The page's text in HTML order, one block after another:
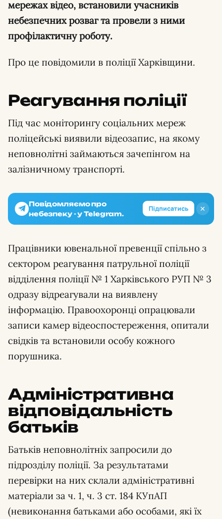
мережах відео, встановили учасників
небезпечних розваг та провели з ними
профілактичну роботу.
Про це повідомили в поліції Харківщини.
Реагування поліції
Під час моніторингу соціальних мереж
поліцейські виявили відеозапис, на якому
неповнолітні займаються зачепінгом на
залізничному транспорті.
✕
Повідомляємо про
небезпеку - у Telegram.
Підписатись
Працівники ювенальної превенції спільно з
сектором реагування патрульної поліції
відділення поліції № 1 Харківського РУП № 3
одразу відреагували на виявлену
інформацію. Правоохоронці опрацювали
записи камер відеоспостереження, опитали
свідків та встановили особу кожного
порушника.
Адміністративна
відповідальність
батьків
Батьків неповнолітніх запросили до
підрозділу поліції. За результатами
перевірки на них склали адміністративні
матеріали за ч. 1, ч. 3 ст. 184 КУпАП
(невиконання батьками або особами, які їх